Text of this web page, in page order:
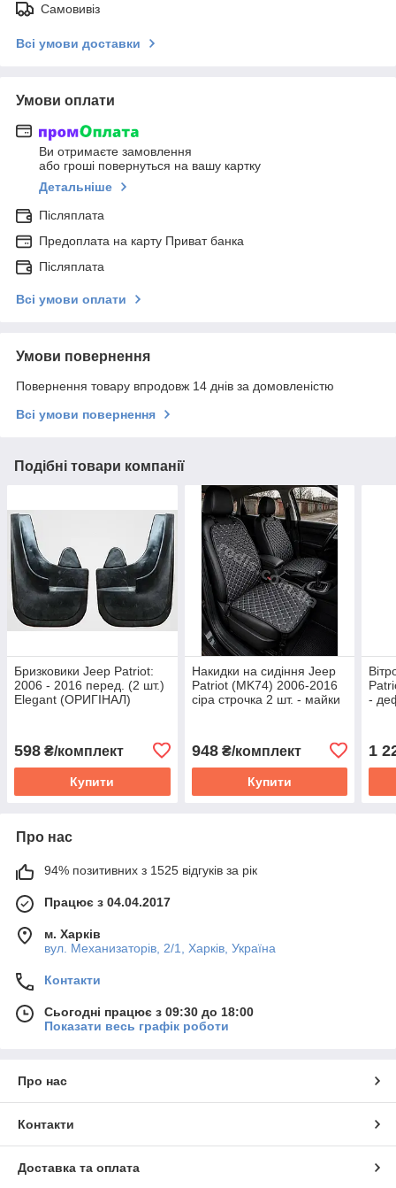
Самовивіз
Всі умови доставки
Умови оплати
Ви отримаєте замовлення
або гроші повернуться на вашу картку
Детальніше
Післяплата
Предоплата на карту Приват банка
Післяплата
Всі умови оплати
Умови повернення
Повернення товару впродовж 14 днів за домовленістю
Всі умови повернення
Подібні товари компанії
Бризковики Jeep Patriot:
2006 - 2016 перед. (2 шт.)
Elegant (ОРИГІНАЛ)
598 ₴/комплект
Купити
Накидки на сидіння Jeep
Patriot (MK74) 2006-2016
сіра строчка 2 шт. - майки
948₴/комплект
Купити
-
1
Про нас
94% позитивних з 1525 відгуків за рік
Працює з 04.04.2017
м. Харків
вул. Механизаторів, 2/1, Харків, Україна
Контакти
Сьогодні працює з 09:30 до 18:00
Показати весь графік роботи
Про нас
Контакти
Доставка та оплата